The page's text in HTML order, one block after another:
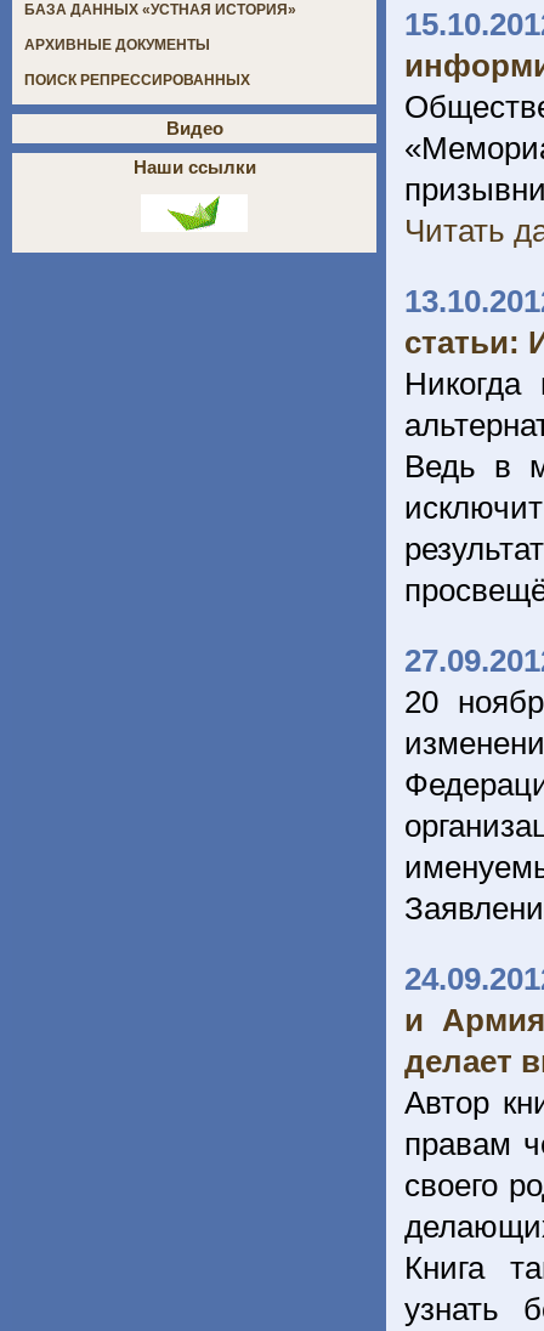
Читать
статьи:
Никогда
Bедь в
20
и
делает
Автор
правам
своего
Книга
узнать
БАЗА ДАННЫХ «УСТНАЯ ИСТОРИЯ»
АРХИВНЫЕ ДОКУМЕНТЫ
ПОИСК РЕПРЕССИРОВАННЫХ
Видео
Наши ссылки